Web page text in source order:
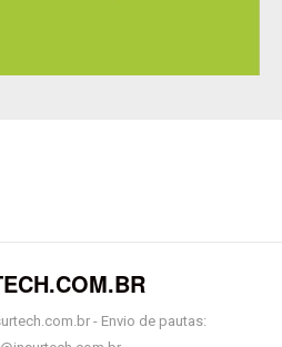
- Envio de pautas: